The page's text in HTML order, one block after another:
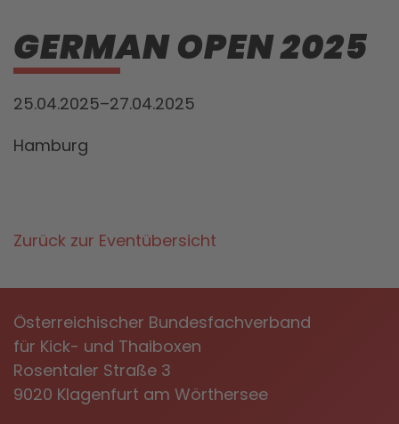
GERMAN OPEN 2025
25.04.2025–27.04.2025
Hamburg
Zurück zur Eventübersicht
Österreichischer Bundesfachverband
für Kick- und Thaiboxen
Rosentaler Straße 3
9020 Klagenfurt am Wörthersee